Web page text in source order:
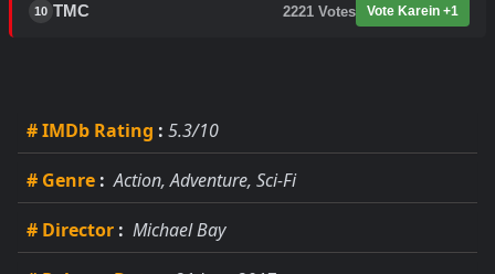
10 TMC 2221 Votes Vote Karein +1
# IMDb Rating : 5.3/10
# Genre : Action, Adventure, Sci-Fi
# Director : Michael Bay